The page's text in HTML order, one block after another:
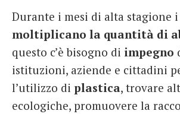
Durante i mesi di alta stagione i
moltiplicano la quantità di
questo c’è bisogno di impegno
istituzioni, aziende e cittadini
l’utilizzo di plastica, trovare
ecologiche, promuovere la